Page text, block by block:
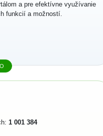
a pre efektívne využívanie
funkcií a možností.
1 001 384